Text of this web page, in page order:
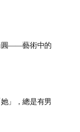
圓——藝術中的
」，總是有男